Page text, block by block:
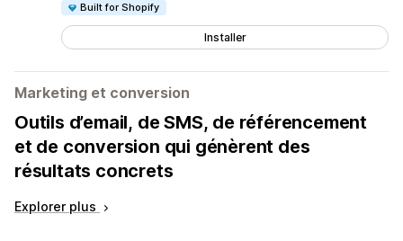
Built for Shopify
Installer
Marketing et conversion
Outils d’email, de SMS, de référencement
et de conversion qui génèrent des
résultats concrets
Explorer plus